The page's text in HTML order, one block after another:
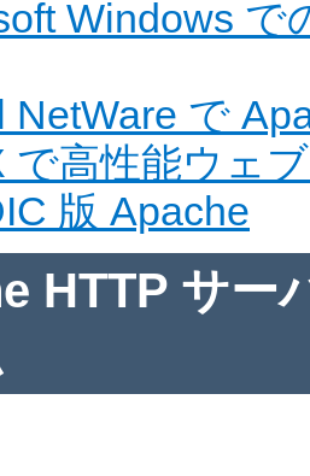
Windows で
NetWare で
で高性能ウェ
版 Apache
HTTP サー